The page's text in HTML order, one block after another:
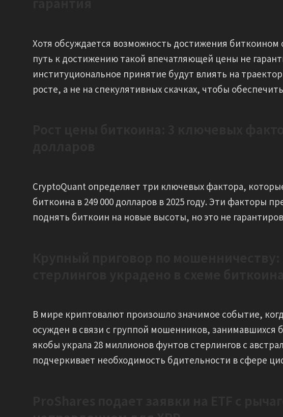
Хотя обсуждается возможность достижения биткоином
путь к достижению такой впечатляющей цены не
институциональное принятие будут влиять на
росте, а не на спекулятивных скачках, чтобы
CryptoQuant определяет три ключевых фактора,
биткоина в 249 000 долларов в 2025 году. Эти факторы
поднять биткоин на новые высоты, но это не
В мире криптовалют произошло значимое событие,
осужден в связи с группой мошенников, занимавшихся
якобы украла 28 миллионов фунтов стерлингов с
подчеркивает необходимость бдительности в сфере